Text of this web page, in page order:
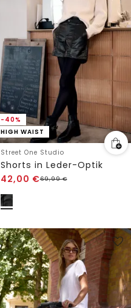
-40%
HIGH WAIST
Street One Studio
Shorts in Leder-Optik
42,00 €69,99€